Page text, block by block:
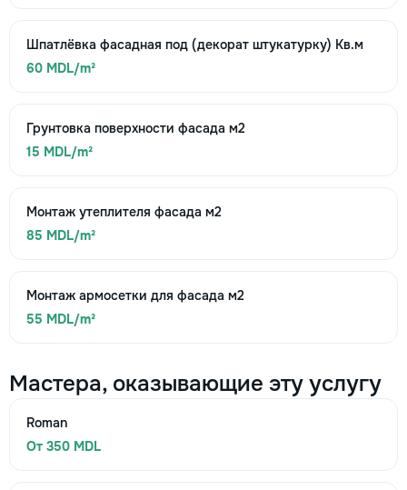
Шпатлёвка фасадная под (декорат штукатурку) Кв.м
60 MDL/m²
Грунтовка поверхности фасада м2
15 MDL/m²
Монтаж утеплителя фасада м2
85 MDL/m²
Монтаж армосетки для фасада м2
55 MDL/m²
Мастера, оказывающие эту услугу
Roman
От 350 MDL